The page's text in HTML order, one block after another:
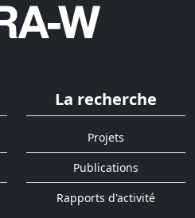
La recherche
Projets
Publications
Rapports d'activité